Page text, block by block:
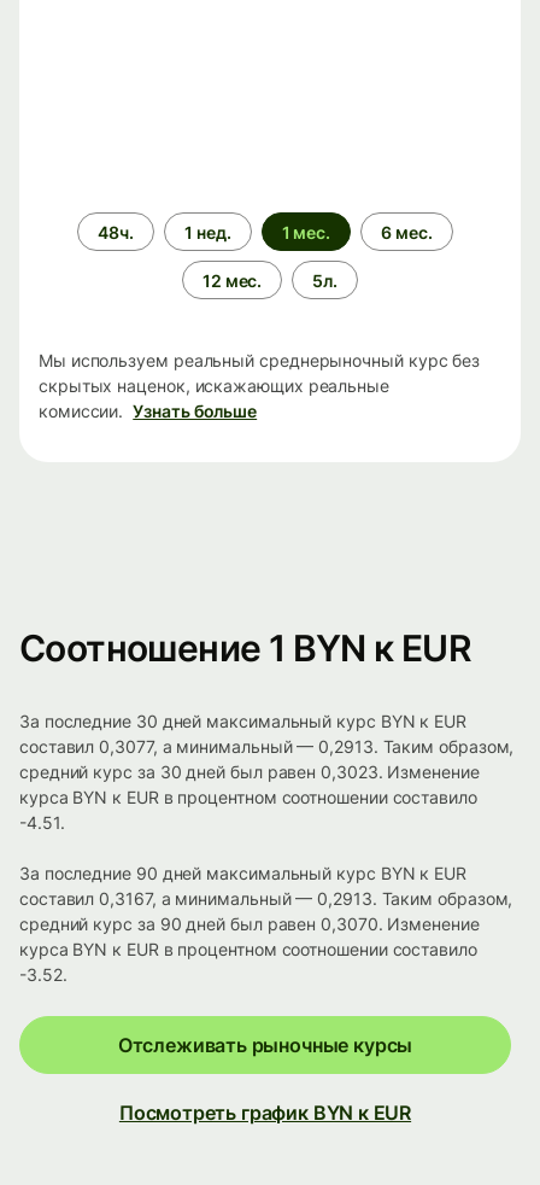
Период
времени
48ч. 1 нед. 1 мес. 6 мес.
12 мес. 5л.
Мы используем реальный среднерыночный курс без
скрытых наценок, искажающих реальные
комиссии. Узнать больше
Соотношение 1 BYN к EUR
За последние 30 дней максимальный курс BYN к EUR
составил 0,3077, а минимальный — 0,2913. Таким образом,
средний курс за 30 дней был равен 0,3023. Изменение
курса BYN к EUR в процентном соотношении составило
-4.51.
За последние 90 дней максимальный курс BYN к EUR
составил 0,3167, а минимальный — 0,2913. Таким образом,
средний курс за 90 дней был равен 0,3070. Изменение
курса BYN к EUR в процентном соотношении составило
-3.52.
Отслеживать рыночные курсы
Посмотреть график BYN к EUR